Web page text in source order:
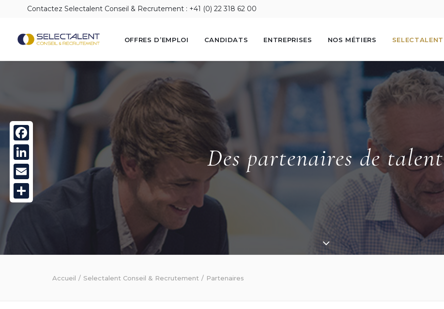
Contactez Selectalent Conseil & Recrutement : +41 (0) 22 318 62 00
OFFRES D’EMPLOI CANDIDATS ENTREPRISES NOS MÉTIERS SELECTALENT
Des partenaires de talent
Accueil Selectalent Conseil & Recrutement Partenaires
Facebook
LinkedIn
Email
Partager